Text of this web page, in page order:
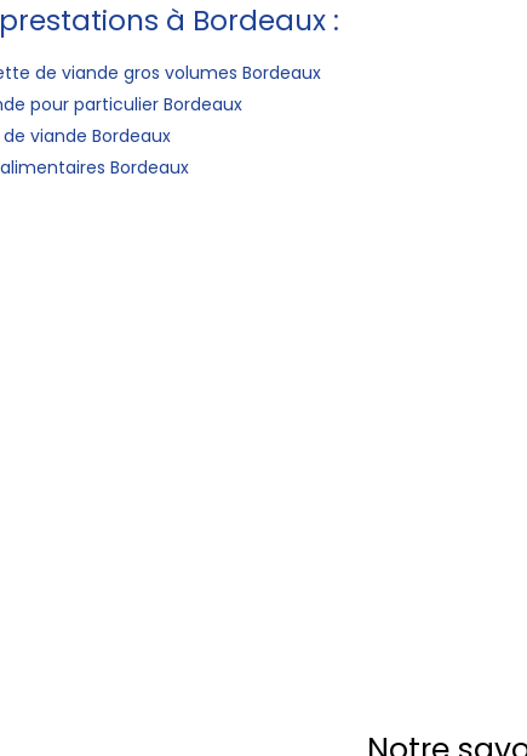
à Bordeaux :
de viande gros volumes Bordeaux
pour particulier Bordeaux
viande Bordeaux
Bordeaux